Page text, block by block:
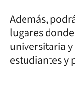
Además,
lugares
universitaria
estudiantes y